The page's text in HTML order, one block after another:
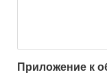
Приложение к